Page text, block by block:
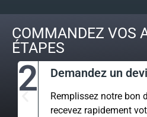
COMMANDEZ VOS
ÉTAPES
2 Demandez un
Remplissez notre bon
recevez rapidement